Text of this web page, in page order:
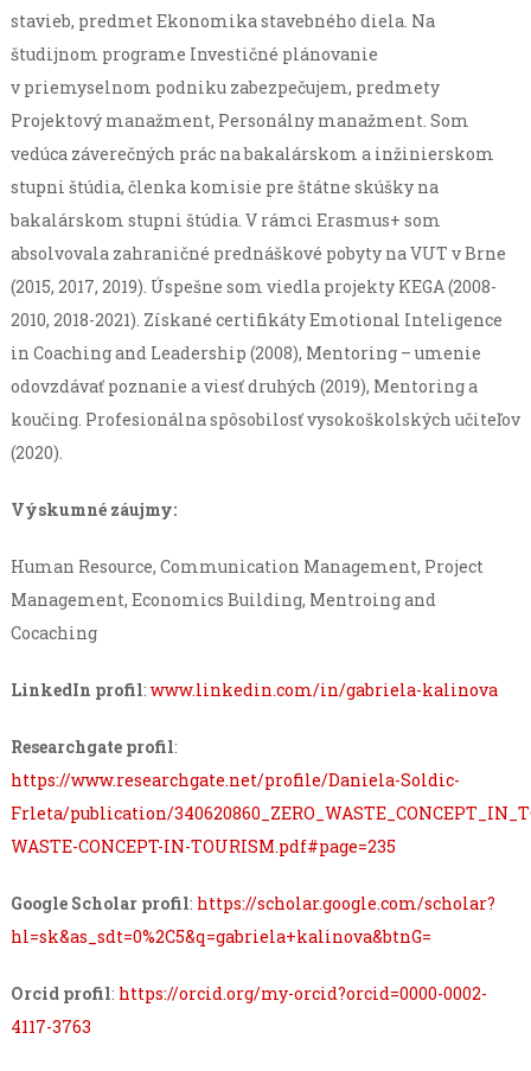
stavieb, predmet Ekonomika stavebného diela. Na
študijnom programe Investičné plánovanie
v priemyselnom podniku zabezpečujem, predmety
Projektový manažment, Personálny manažment. Som
vedúca záverečných prác na bakalárskom a inžinierskom
stupni štúdia, členka komisie pre štátne skúšky na
bakalárskom stupni štúdia. V rámci Erasmus+ som
absolvovala zahraničné prednáškové pobyty na VUT v Brne
(2015, 2017, 2019). Úspešne som viedla projekty KEGA (2008-
2010, 2018-2021). Získané certifikáty Emotional Inteligence
in Coaching and Leadership (2008), Mentoring – umenie
odovzdávať poznanie a viesť druhých (2019), Mentoring a
koučing. Profesionálna spôsobilosť vysokoškolských učiteľov
(2020).
Výskumné záujmy:
Human Resource, Communication Management, Project
Management, Economics Building, Mentroing and
Cocaching
LinkedIn profil: www.linkedin.com/in/gabriela-kalinova
Researchgate profil:
https://www.researchgate.net/profile/Daniela-Soldic-
Frleta/publication/
WASTE-CONCEPT-IN-TOURISM.pdf#page=235
Google Scholar profil: https://scholar.google.com/scholar?
hl=sk&as_sdt=0%2C5&q=gabriela+kalinova&btnG=
Orcid profil: https://orcid.org/my-orcid?orcid=0000-0002-
4117-3763